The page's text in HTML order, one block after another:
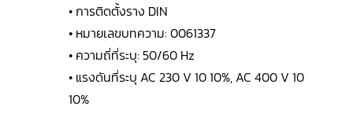
• การติดตั้งราง DIN
• หมายเลขบทความ: 0061337
• ความถี่ที่ระบุ: 50/60 Hz
• แรงดันที่ระบุ AC 230 V 10 10%, AC 400 V 10
10%